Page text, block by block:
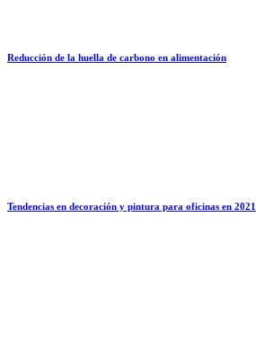
Reducción de la huella de carbono en alimentación
Tendencias en decoración y pintura para oficinas en 2021